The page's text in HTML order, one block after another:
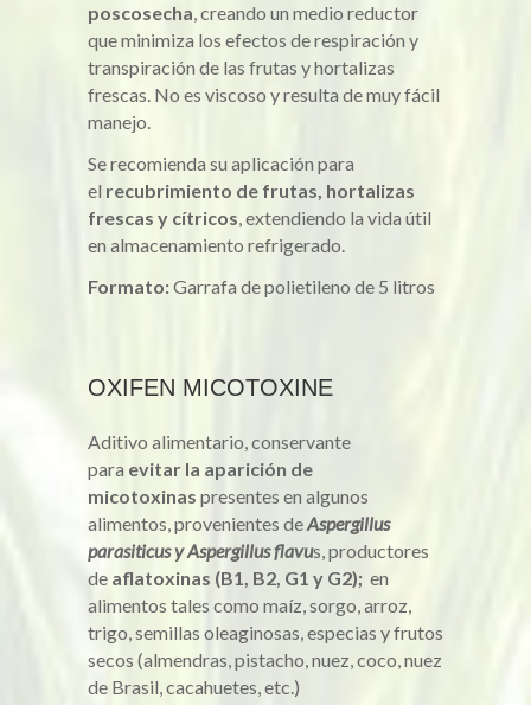
poscosecha, creando un medio reductor
que minimiza los efectos de respiración y
transpiración de las frutas y hortalizas
frescas. No es viscoso y resulta de muy fácil
manejo.
Se recomienda su aplicación para
el recubrimiento de frutas, hortalizas
frescas y cítricos, extendiendo la vida útil
en almacenamiento refrigerado.
Formato:Garrafa de polietileno de 5 litros
OXIFEN MICOTOXINE
Aditivo alimentario, conservante
para evitar la aparición de
micotoxinas presentes en algunos
alimentos, provenientes deAspergillus
parasiticus y Aspergillus flavus, productores
de aflatoxinas (B1, B2, G1 y G2); en
alimentos tales como maíz, sorgo, arroz,
trigo, semillas oleaginosas, especias y frutos
secos (almendras, pistacho, nuez, coco, nuez
de Brasil, cacahuetes, etc.)